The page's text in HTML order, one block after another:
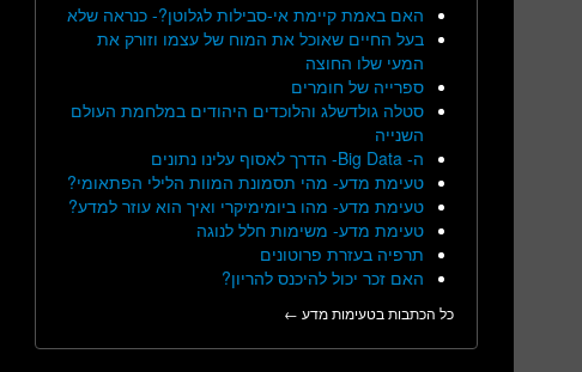
האם באמת קיימת אי-סבילות לגלוטן?- כנראה שלא
בעל החיים שאוכל את המוח של עצמו וזורק את
המעי שלו החוצה
ספרייה של חומרים
סטלה גולדשלג והלוכדים היהודים במלחמת העולם
השנייה
ה- Big Data- הדרך לאסוף עלינו נתונים
טעימת מדע- מהי תסמונת המוות הלילי הפתאומי?
טעימת מדע- מהו ביומימיקרי ואיך הוא עוזר למדע?
טעימת מדע- משימות חלל לנוגה
תרפיה בעזרת פרוטונים
האם זכר יכול להיכנס להריון?
כל הכתבות בטעימות מדע ←